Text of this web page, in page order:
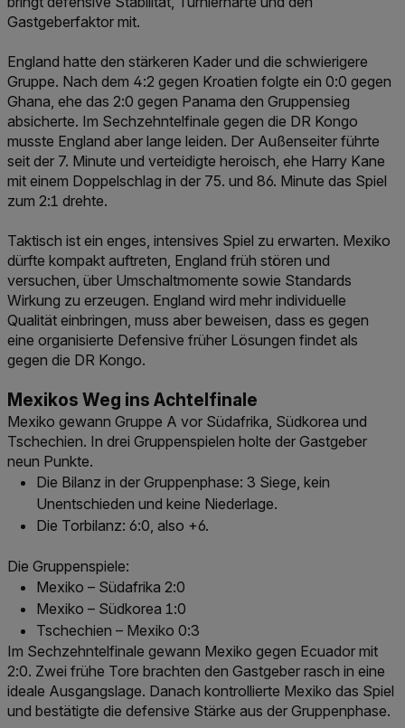
Gastgeberfaktor mit.
England hatte den stärkeren Kader und die schwierigere
Gruppe. Nach dem 4:2 gegen Kroatien folgte ein 0:0 gegen
Ghana, ehe das 2:0 gegen Panama den Gruppensieg
absicherte. Im Sechzehntelfinale gegen die DR Kongo
musste England aber lange leiden. Der Außenseiter führte
seit der 7. Minute und verteidigte heroisch, ehe Harry Kane
mit einem Doppelschlag in der 75. und 86. Minute das Spiel
zum 2:1 drehte.
Taktisch ist ein enges, intensives Spiel zu erwarten. Mexiko
dürfte kompakt auftreten, England früh stören und
versuchen, über Umschaltmomente sowie Standards
Wirkung zu erzeugen. England wird mehr individuelle
Qualität einbringen, muss aber beweisen, dass es gegen
eine organisierte Defensive früher Lösungen findet als
gegen die DR Kongo.
Mexikos Weg ins Achtelfinale
Mexiko gewann Gruppe A vor Südafrika, Südkorea und
Tschechien. In drei Gruppenspielen holte der Gastgeber
neun Punkte.
Die Bilanz in der Gruppenphase: 3 Siege, kein
Unentschieden und keine Niederlage.
Die Torbilanz: 6:0, also +6.
Die Gruppenspiele:
Mexiko – Südafrika 2:0
Mexiko – Südkorea 1:0
Tschechien – Mexiko 0:3
Im Sechzehntelfinale gewann Mexiko gegen Ecuador mit
2:0. Zwei frühe Tore brachten den Gastgeber rasch in eine
ideale Ausgangslage. Danach kontrollierte Mexiko das Spiel
und bestätigte die defensive Stärke aus der Gruppenphase.